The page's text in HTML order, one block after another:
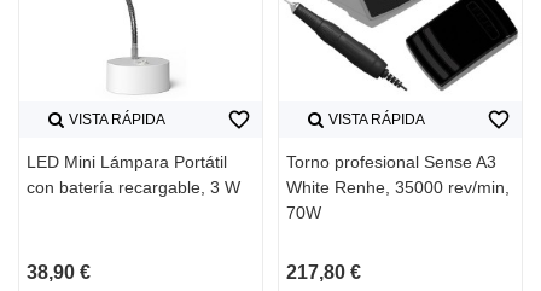
VISTA RÁPIDA
LED Mini Lámpara Portátil
con batería recargable, 3 W
38,90 €
favorite_border VISTA RÁPIDA
Torno profesional Sense A3
White Renhe, 35000 rev/min,
70W
217,80 €
favorite_border